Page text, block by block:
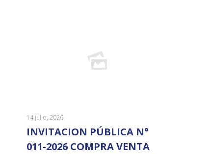
14 julio, 2026
INVITACION PÚBLICA N°
011-2026 COMPRA VENTA